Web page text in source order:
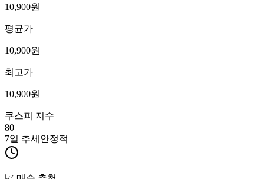
10,900원
평균가
10,900원
최고가
10,900원
쿠스피 지수
80
7일 추세 안정적